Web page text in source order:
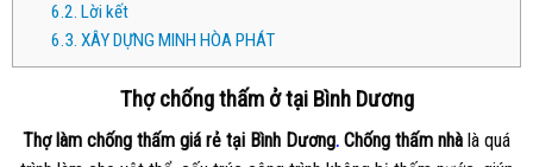
6.2. Lời kết
6.3. XÂY DỰNG MINH HÒA PHÁT
Thợ chống thấm ở tại Bình Dương
Thợ làm chống thấm giá rẻ tại Bình Dương. Chống thấm nhà là quá